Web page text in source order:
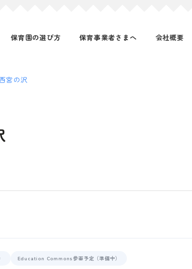
保育園の選び方 保育事業者さまへ 会社概要
宮の沢
Education Commons参画予定（準備中）